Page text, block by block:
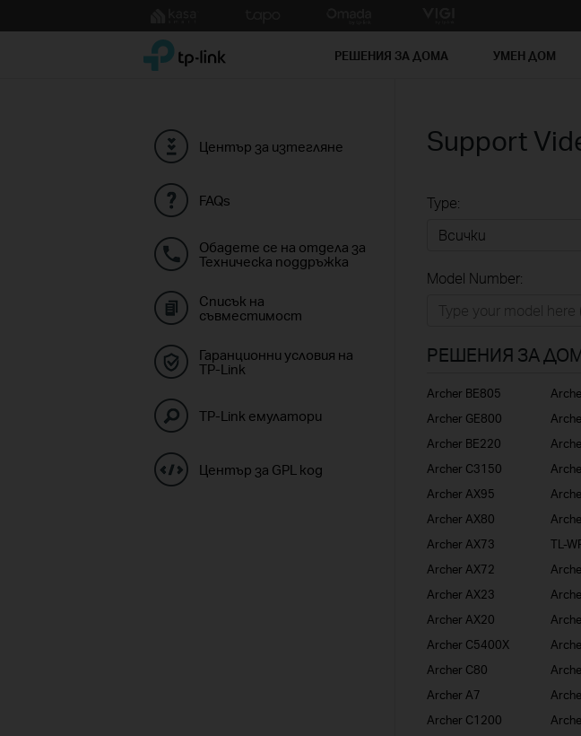
to
TP-Link, Reliably Smart РЕШЕНИЯ ЗА ДОМА УМЕН ДОМ
Център за изтегляне
FAQs
Обадете се на отдела за
Техническа поддръжка
Списък на
съвместимост
Гаранционни условия на
TP-Link
TP-Link емулатори
Център за GPL код
Support
Type:
Бизнес решения
ДОСТАВЧИЦИ НА
Model Number:
РЕШЕНИЯ ЗА
Archer BE805
Archer GE800
Archer BE220
Archer C3150
Archer AX95
Archer AX80
Archer AX73
TL-
Archer AX72
Archer AX23
Archer AX20
Archer C5400X
Archer C80
Archer A7
Archer C1200